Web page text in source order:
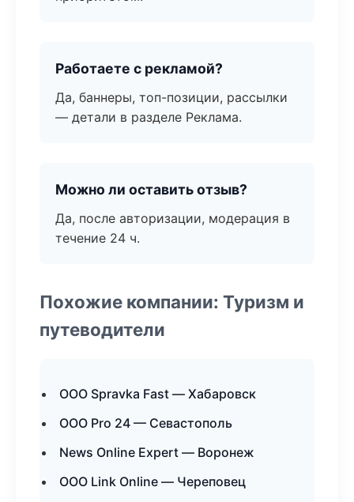
Работаете с рекламой?
Да, баннеры, топ-позиции, рассылки
— детали в разделе Реклама.
Можно ли оставить отзыв?
Да, после авторизации, модерация в
течение 24 ч.
Похожие компании: Туризм и
путеводители
ООО Spravka Fast — Хабаровск
ООО Pro 24 — Севастополь
News Online Expert — Воронеж
ООО Link Online — Череповец